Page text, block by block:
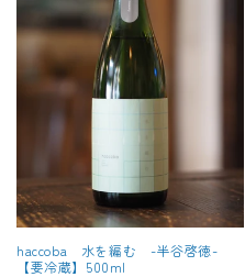
haccoba 水を編む -半谷啓徳-
【要冷蔵】500ml